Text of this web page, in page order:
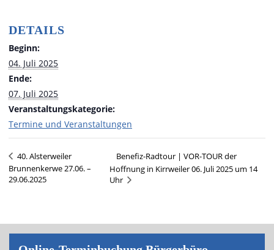
DETAILS
Beginn:
04. Juli 2025
Ende:
07. Juli 2025
Veranstaltungskategorie:
Termine und Veranstaltungen
40. Alsterweiler
Brunnenkerwe 27.06. –
29.06.2025
Benefiz-Radtour | VOR-TOUR der
Hoffnung in Kirrweiler 06. Juli 2025 um 14
Uhr